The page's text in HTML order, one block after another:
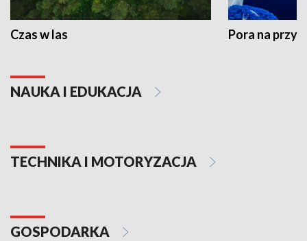
Czas w las Pora na
NAUKA I EDUKACJA
TECHNIKA I MOTORYZACJA
GOSPODARKA